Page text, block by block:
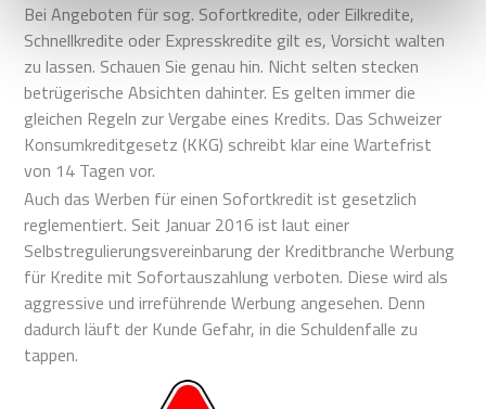
Bei Angeboten für sog. Sofortkredite, oder Eilkredite,
Schnellkredite oder Expresskredite gilt es, Vorsicht walten
zu lassen. Schauen Sie genau hin. Nicht selten stecken
betrügerische Absichten dahinter. Es gelten immer die
gleichen Regeln zur Vergabe eines Kredits. Das Schweizer
Konsumkreditgesetz (KKG) schreibt klar eine Wartefrist
von 14 Tagen vor.
Auch das Werben für einen Sofortkredit ist gesetzlich
reglementiert. Seit Januar 2016 ist laut einer
Selbstregulierungsvereinbarung der Kreditbranche Werbung
für Kredite mit Sofortauszahlung verboten. Diese wird als
aggressive und irreführende Werbung angesehen. Denn
dadurch läuft der Kunde Gefahr, in die Schuldenfalle zu
tappen.